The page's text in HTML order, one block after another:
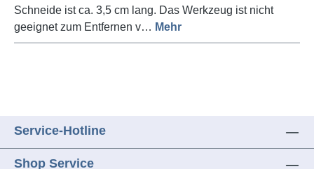
Schneide ist ca. 3,5 cm lang. Das Werkzeug ist nicht
geeignet zum Entfernen v… Mehr
Service-Hotline
Shop Service